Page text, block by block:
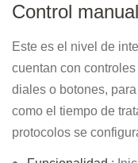
Control
Este es el nivel de
cuentan con
diales o botones,
como el tiempo de
protocolos se